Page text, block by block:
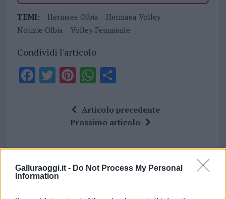
Galluraoggi.it - Do Not Process My Personal
Information
TEMI: Hermaea Olbia
Hermaea Volley
Notizie Olbia
Volley Femminile
Condividi l'articolo
F
o
k
T Pi
te
re
W
at
s
p
p
S
a
re
Articolo precedente
Prossimo articolo
NOTIZIE RECENTI